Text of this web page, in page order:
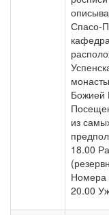
Спасо-
Божией
из
18.00
Номера
20.00